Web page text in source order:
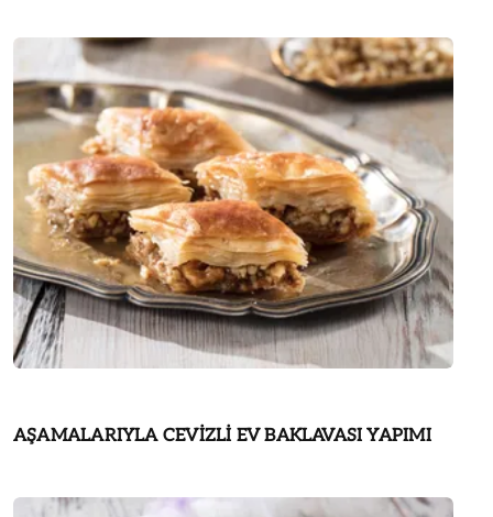
AŞAMALARIYLA CEVİZLİ EV BAKLAVASI YAPIMI